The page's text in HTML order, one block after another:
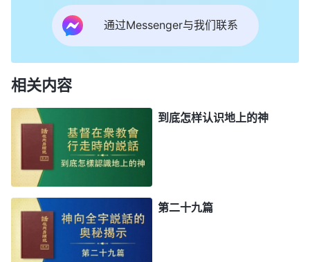
通过Messenger与我们联系
相关内容
到底怎样认识地上的神
第二十九篇